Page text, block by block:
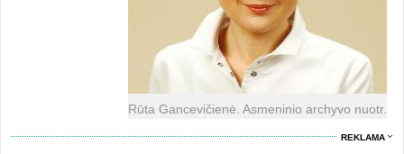
Rūta Gancevičienė. Asmeninio archyvo nuotr.
REKLAMA